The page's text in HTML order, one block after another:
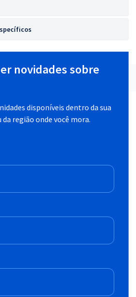
novidades sobre
disponíveis dentro da sua
região onde você mora.